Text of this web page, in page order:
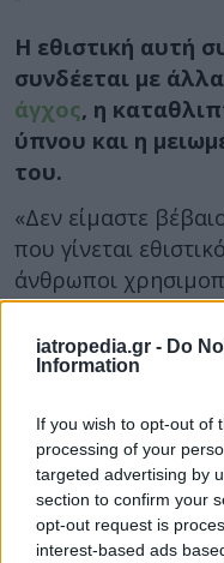
iatropedia.gr - Do
Information
If you wish to opt-out of
processing of your
targeted advertising by
section to confirm your
opt-out request is
interest-based ads
Η εθιστική αυτή
συνδέεται με
άγχος, η
ύπνου και η
του.
«Δεν είμαστε
που γίνεται
άνθρωποι
χρειάζεται
της χρήσης
οι γονείς πρέπει
δήλωσε η
«Οι εθισμοί μπορούν
ψυχική υγεία και την
είναι ανάγκη για
χρήσης των